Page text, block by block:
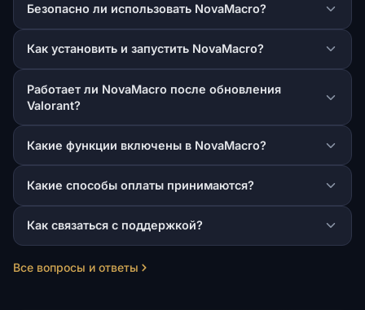
Безопасно ли использовать NovaMacro?
Как установить и запустить NovaMacro?
Работает ли NovaMacro после обновления
Valorant?
Какие функции включены в NovaMacro?
Какие способы оплаты принимаются?
Как связаться с поддержкой?
Все вопросы и ответы